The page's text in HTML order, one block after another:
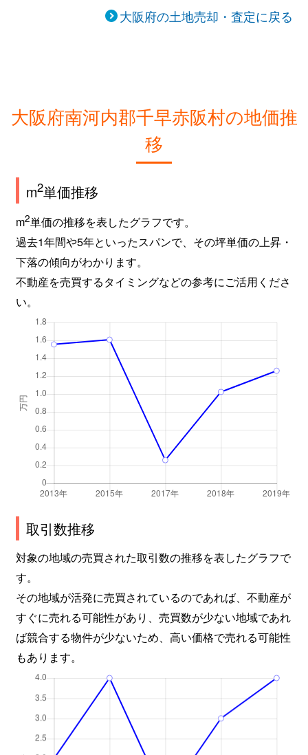
大阪府の土地売却・査定に戻る
大阪府南河内郡千早赤阪村の地価推
移
m2単価推移
m2単価の推移を表したグラフです。
過去1年間や5年といったスパンで、その坪単価の上昇・
下落の傾向がわかります。
不動産を売買するタイミングなどの参考にご活用くださ
い。
取引数推移
対象の地域の売買された取引数の推移を表したグラフで
す。
その地域が活発に売買されているのであれば、不動産が
すぐに売れる可能性があり、売買数が少ない地域であれ
ば競合する物件が少ないため、高い価格で売れる可能性
もあります。